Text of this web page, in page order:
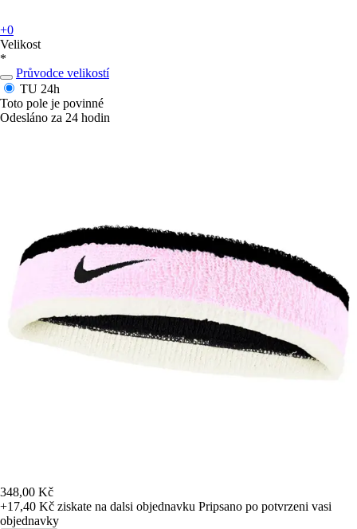
+0
Velikost
*
Průvodce velikostí
TU 24h
Toto pole je povinné
Odesláno za 24 hodin
348,00 Kč
+17,40 Kč ziskate na dalsi objednavku Pripsano po potvrzeni vasi
objednavky